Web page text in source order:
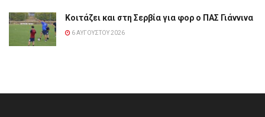
Κοιτάζει και στη Σερβία για φορ ο ΠΑΣ Γιάννινα
6 ΑΥΓΟΎΣΤΟΥ 2026